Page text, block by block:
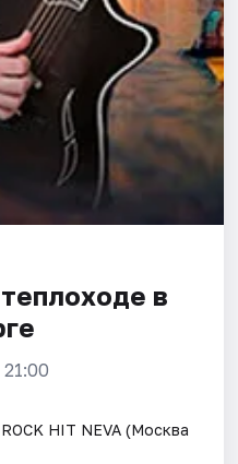
в
21:00
HIT NEVA (Москва